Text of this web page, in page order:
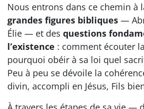
Nous entrons dans ce chemin à
grandes figures bibliques —
Élie — et des questions
l’existence : comment écouter
pourquoi obéir à sa loi quel
Peu à peu se dévoile la
divin, accompli en Jésus, Fils